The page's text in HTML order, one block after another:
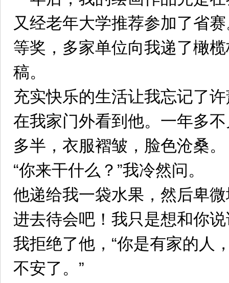
又经老年大学推荐参加了省
等奖，多家单位向我递了橄
稿。
充实快乐的生活让我忘记了
在我家门外看到他。一年多
多半，衣服褶皱，脸色沧桑。
“你来干什么？”我冷然问。
他递给我一袋水果，然后卑
进去待会吧！我只是想和你说
我拒绝了他，“你是有家的人
不安了。”